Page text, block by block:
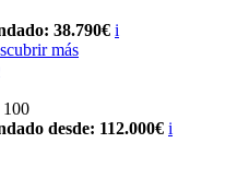
38.790€ i
más
100
desde: 112.000€ i